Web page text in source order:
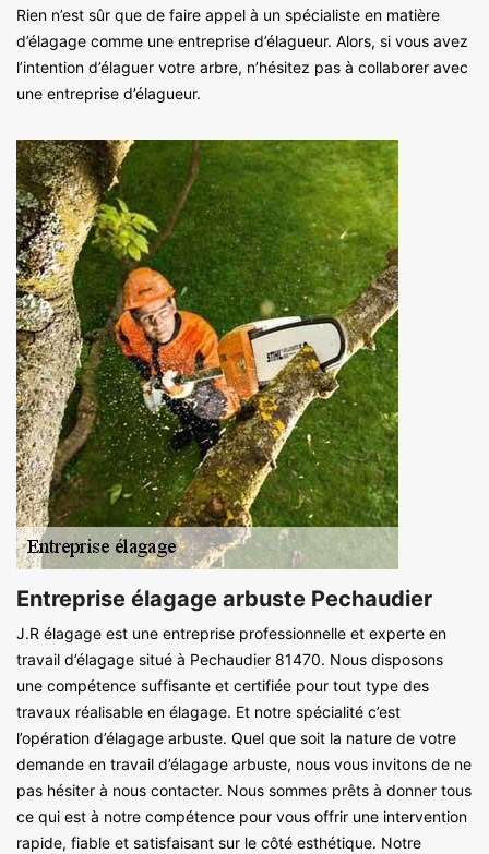
Rien n’est sûr que de faire appel à un spécialiste en matière
d’élagage comme une entreprise d’élagueur. Alors, si vous avez
l’intention d’élaguer votre arbre, n’hésitez pas à collaborer avec
une entreprise d’élagueur.
Entreprise élagage arbuste Pechaudier
J.R élagage est une entreprise professionnelle et experte en
travail d’élagage situé à Pechaudier 81470. Nous disposons
une compétence suffisante et certifiée pour tout type des
travaux réalisable en élagage. Et notre spécialité c’est
l’opération d’élagage arbuste. Quel que soit la nature de votre
demande en travail d’élagage arbuste, nous vous invitons de ne
pas hésiter à nous contacter. Nous sommes prêts à donner tous
ce qui est à notre compétence pour vous offrir une intervention
rapide, fiable et satisfaisant sur le côté esthétique. Notre